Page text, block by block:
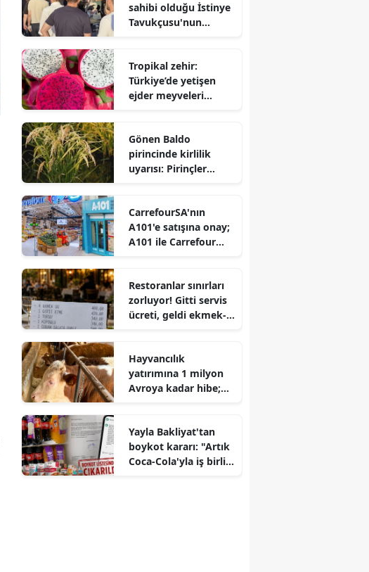
sahibi olduğu İstinye
Tavukçusu'nun
Tropikal zehir:
Türkiye’de yetişen
ejder meyveleri
Gönen Baldo
pirincinde kirlilik
uyarısı: Pirinçler
CarrefourSA'nın
A101'e satışına onay;
A101 ile Carrefour
Restoranlar sınırları
zorluyor! Gitti servis
ücreti, geldi ekmek-
Hayvancılık
yatırımına 1 milyon
Avroya kadar hibe;
Yayla Bakliyat'tan
boykot kararı: "Artık
Coca-Cola'yla iş birliği